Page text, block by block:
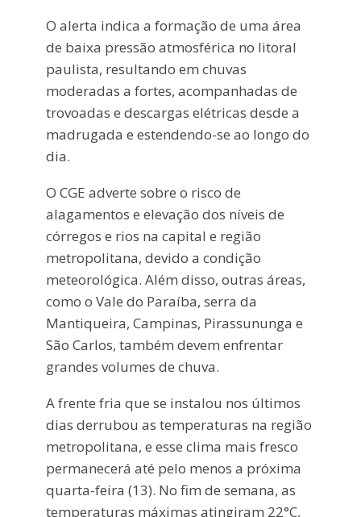
O alerta indica a formação de uma área
de baixa pressão atmosférica no litoral
paulista, resultando em chuvas
moderadas a fortes, acompanhadas de
trovoadas e descargas elétricas desde a
madrugada e estendendo-se ao longo do
dia.
O CGE adverte sobre o risco de
alagamentos e elevação dos níveis de
córregos e rios na capital e região
metropolitana, devido a condição
meteorológica. Além disso, outras áreas,
como o Vale do Paraíba, serra da
Mantiqueira, Campinas, Pirassununga e
São Carlos, também devem enfrentar
grandes volumes de chuva.
A frente fria que se instalou nos últimos
dias derrubou as temperaturas na região
metropolitana, e esse clima mais fresco
permanecerá até pelo menos a próxima
quarta-feira (13). No fim de semana, as
temperaturas máximas atingiram 22°C,